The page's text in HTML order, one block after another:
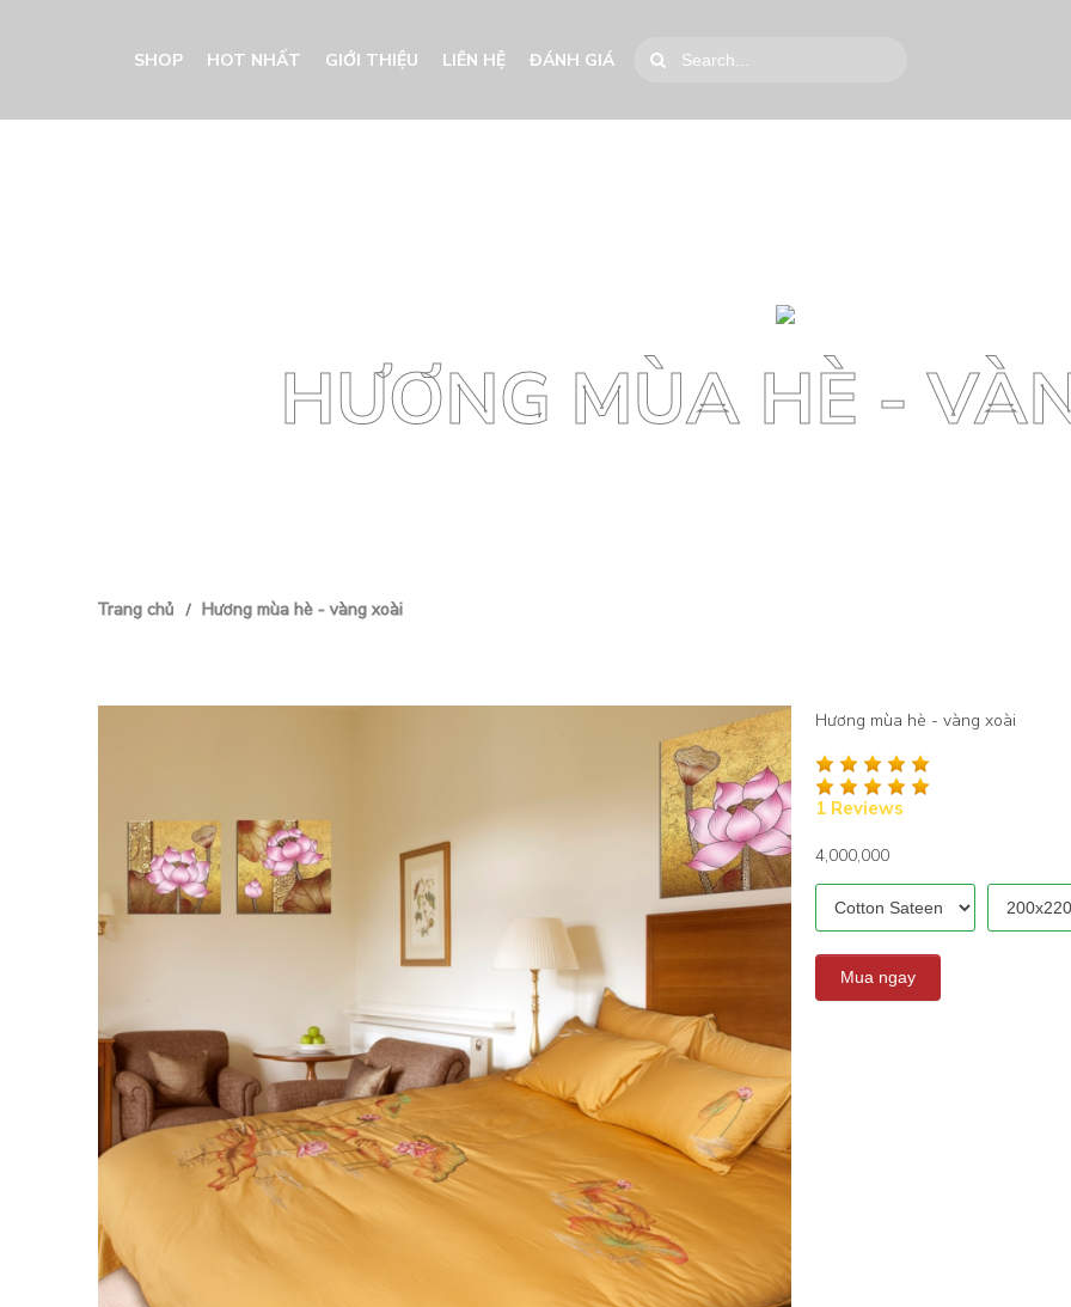
SHOP HOT NHẤT GIỚI THIỆU LIÊN HỆ ĐÁNH GIÁ
HƯƠNG MÙA HÈ -
Trang chủ Hương mùa hè - vàng xoài
Hương mùa hè - vàng xoài
1 Reviews
4,000,000